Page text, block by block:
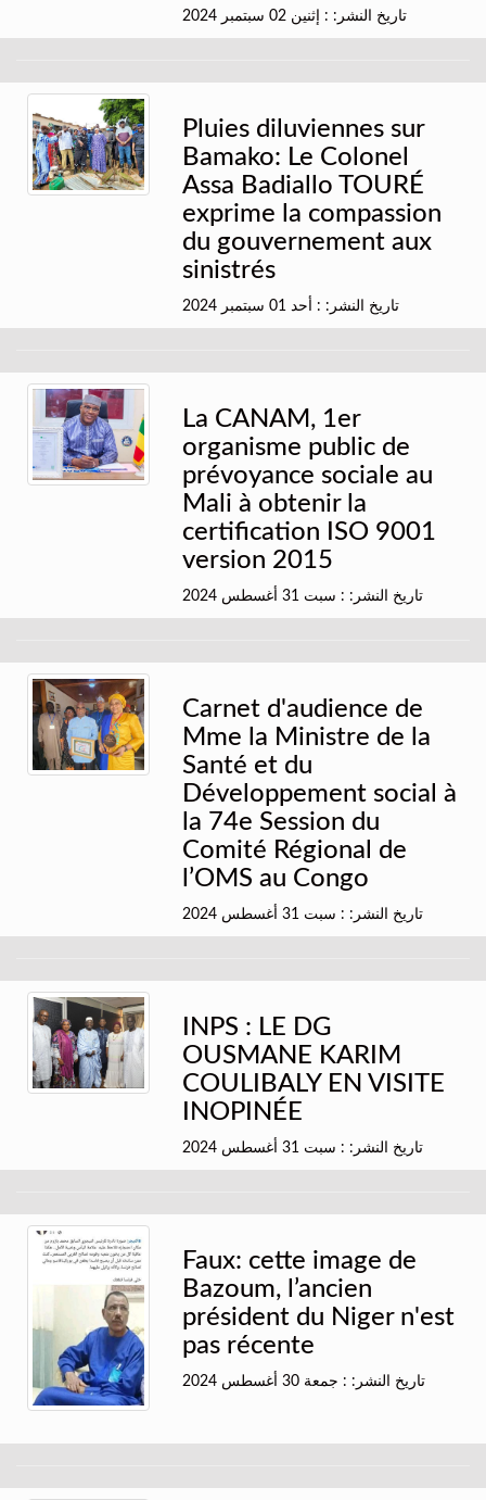
تاريخ النشر: : إثنين 02 سبتمبر 2024
Pluies diluviennes sur
Bamako: Le Colonel
Assa Badiallo TOURÉ
exprime la compassion
du gouvernement aux
sinistrés
تاريخ النشر: : أحد 01 سبتمبر 2024
La CANAM, 1er
organisme public de
prévoyance sociale au
Mali à obtenir la
certification ISO 9001
version 2015
تاريخ النشر: : سبت 31 أغسطس 2024
Carnet d'audience de
Mme la Ministre de la
Santé et du
Développement social à
la 74e Session du
Comité Régional de
l’OMS au Congo
تاريخ النشر: : سبت 31 أغسطس 2024
INPS : LE DG
OUSMANE KARIM
COULIBALY EN VISITE
INOPINÉE
تاريخ النشر: : سبت 31 أغسطس 2024
Faux: cette image de
Bazoum, l’ancien
président du Niger n'est
pas récente
تاريخ النشر: : جمعة 30 أغسطس 2024